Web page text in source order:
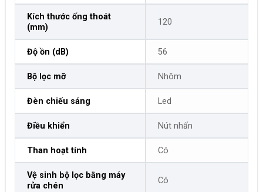
Kích thước ống thoát
(mm)
120
Độ ồn (dB) 56
Bộ lọc mỡ Nhôm
Đèn chiếu sáng Led
Điều khiển Nút nhấn
Than hoạt tính Có
Vệ sinh bộ lọc bằng máy
rửa chén
Có